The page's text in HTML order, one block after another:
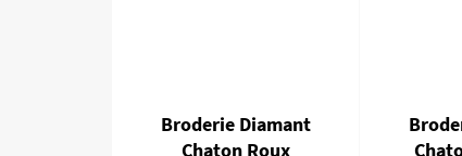
Broderie Diamant
Chaton Roux